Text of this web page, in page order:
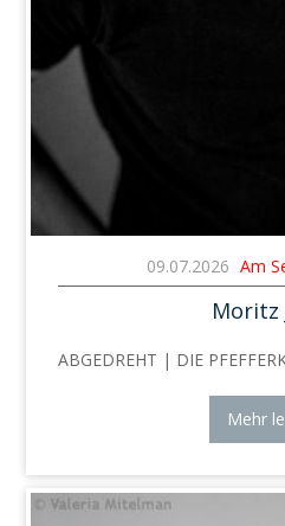
09.07.2026 Am
Moritz
ABGEDREHT | DIE
Mehr